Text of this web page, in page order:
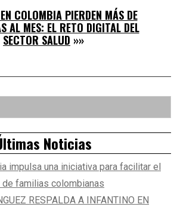
COLOMBIA PIERDEN MÁS DE
AL MES: EL RETO DIGITAL DEL
SECTOR SALUD »»
Noticias
impulsa una iniciativa para facilitar el
familias colombianas
RESPALDA A INFANTINO EN